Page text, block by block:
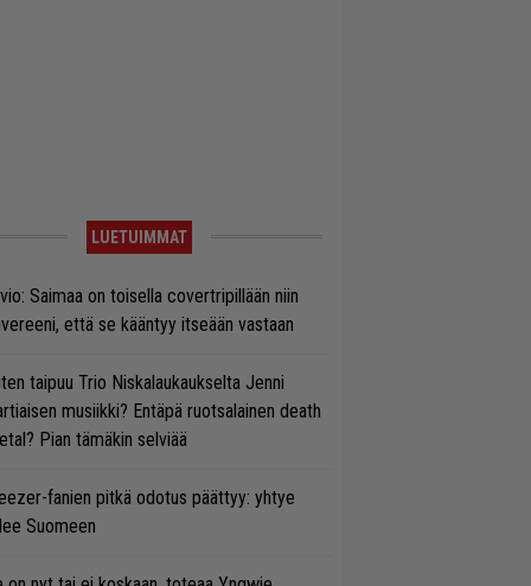
LUETUIMMAT
Saimaa on toisella covertripillään niin
että se kääntyy itseään vastaan
taipuu Trio Niskalaukaukselta Jenni
musiikki? Entäpä ruotsalainen death
Pian tämäkin selviää
fanien pitkä odotus päättyy: yhtye
Suomeen